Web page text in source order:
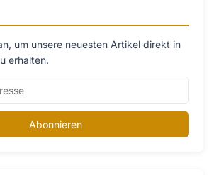
um unsere neuesten Artikel direkt in
erhalten.
Abonnieren